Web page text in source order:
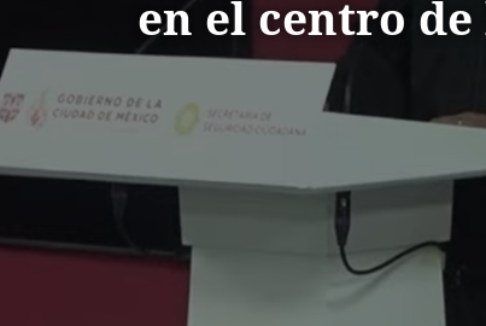
en el centro de